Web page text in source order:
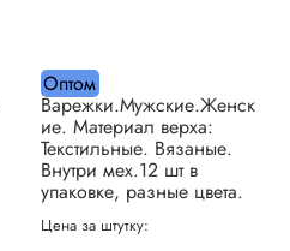
Оптом
Варежки.Мужские.Женск
ие. Материал верха:
Текстильные. Вязаные.
Внутри мех.12 шт в
упаковке, разные цвета.
Цена за штутку: